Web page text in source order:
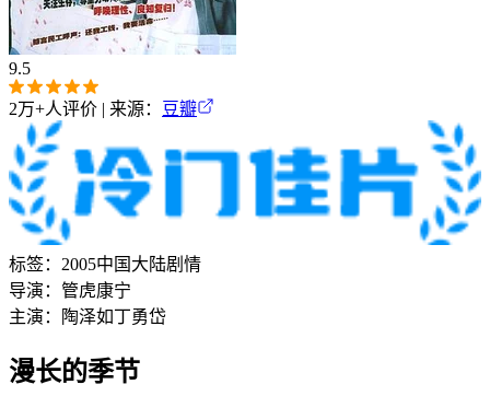
9.5
2万+人评价 | 来源： 豆瓣
标签： 2005中国大陆剧情
导演： 管虎康宁
主演：
陶泽如丁勇岱
漫长的季节